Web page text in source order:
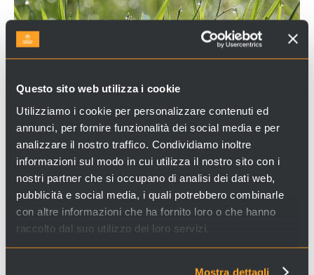
Questo sito web utilizza i cookie
Utilizziamo i cookie per personalizzare contenuti ed
annunci, per fornire funzionalità dei social media e per
analizzare il nostro traffico. Condividiamo inoltre
informazioni sul modo in cui utilizza il nostro sito con i
nostri partner che si occupano di analisi dei dati web,
pubblicità e social media, i quali potrebbero combinarle
con altre informazioni che ha fornito loro o che hanno
raccolto dal suo utilizzo dei loro servizi.
Mostra dettagli
PARCO SAN GIULIANO
parco San Giuliano è situato alle porte di Mestre
ed occupa un'area di circa 700 che si affaccia sulla
laguna di Venezia, nei pressi del ponte della Libertà,
collegamento tra la terraferma e il centro storico di
Venezia...